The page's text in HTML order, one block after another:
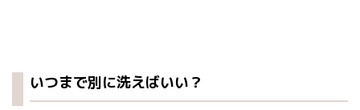
いつまで別に洗えばいい？